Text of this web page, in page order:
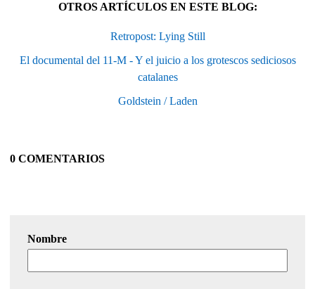
OTROS ARTÍCULOS EN ESTE BLOG:
Retropost: Lying Still
El documental del 11-M - Y el juicio a los grotescos sediciosos
catalanes
Goldstein / Laden
0 COMENTARIOS
Nombre